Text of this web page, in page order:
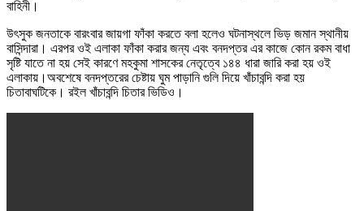
বাহিনী।
উৎসুক জনতাকে বারংবার জায়গা ফাঁকা করতে বলা হলেও ঘটনাস্থলে ভিড় জমান স্থানীয়
বাসিন্দারা। এরপর ওই এলাকা ফাঁকা করার জন্য এবং বনদপ্তর এর কাজে কোন রকম বাধা
সৃষ্টি যাতে না হয় সেই কারণে মহকুমা শাসকের নেতৃত্বে ১৪৪ ধারা জারি করা হয় ওই
এলাকায়।অবশেষে বনদপ্তরের চেষ্টায় ঘুম পাড়ানি গুলি দিয়ে খাঁচাবন্দি করা হয়
চিতাবাঘটিকে। রইল খাঁচাবন্দি চিতার ভিডিও।